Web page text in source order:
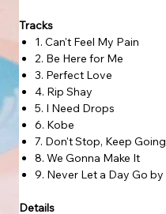
Tracks
1. Can't Feel My Pain
2. Be Here for Me
3. Perfect Love
4. Rip Shay
5. I Need Drops
6. Kobe
7. Don't Stop, Keep Going
8. We Gonna Make It
9. Never Let a Day Go by
Details